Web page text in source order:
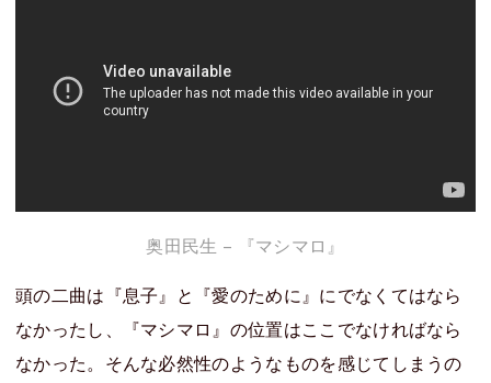
奥田民生 – 『マシマロ』
頭の二曲は『息子』と『愛のために』にでなくてはなら
なかったし、『マシマロ』の位置はここでなければなら
なかった。そんな必然性のようなものを感じてしまうの